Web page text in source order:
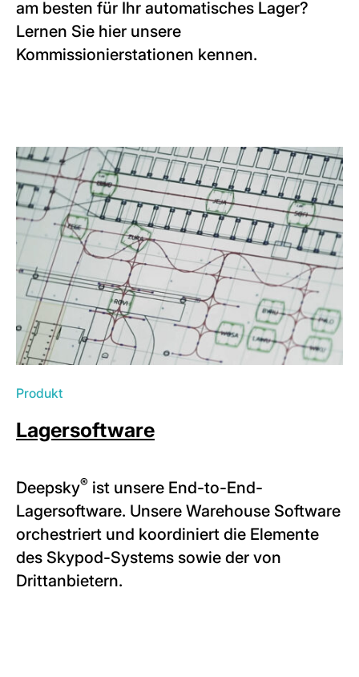
am besten für Ihr automatisches Lager?
Lernen Sie hier unsere
Kommissionierstationen kennen.
Produkt
Lagersoftware
Deepsky® ist unsere End-to-End-
Lagersoftware. Unsere Warehouse Software
orchestriert und koordiniert die Elemente
des Skypod-Systems sowie der von
Drittanbietern.